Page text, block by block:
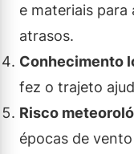
e materiais para
atrasos.
Conhecimento
fez o trajeto
Risco
épocas de